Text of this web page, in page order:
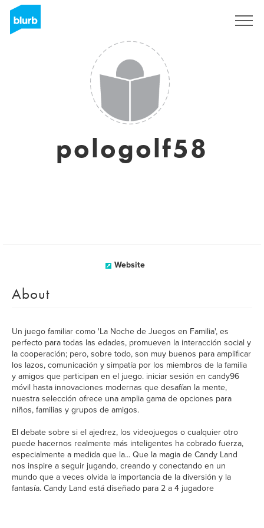
pologolf58
Website
About
Un juego familiar como 'La Noche de Juegos en Familia', es
perfecto para todas las edades, promueven la interacción social y
la cooperación; pero, sobre todo, son muy buenos para amplificar
los lazos, comunicación y simpatía por los miembros de la familia
y amigos que participan en el juego. iniciar sesión en candy96
móvil hasta innovaciones modernas que desafían la mente,
nuestra selección ofrece una amplia gama de opciones para
niños, familias y grupos de amigos.
El debate sobre si el ajedrez, los videojuegos o cualquier otro
puede hacernos realmente más inteligentes ha cobrado fuerza,
especialmente a medida que la... Que la magia de Candy Land
nos inspire a seguir jugando, creando y conectando en un
mundo que a veces olvida la importancia de la diversión y la
fantasía. Candy Land está diseñado para 2 a 4 jugadore